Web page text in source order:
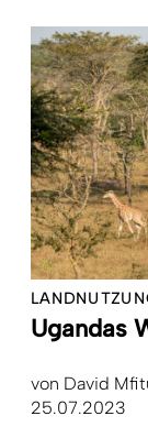
Ugandas
von David
25.07.2023